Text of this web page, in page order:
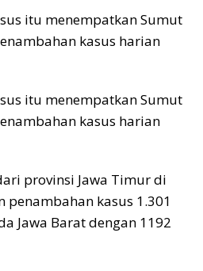
itu menempatkan Sumut
kasus harian
itu menempatkan Sumut
kasus harian
provinsi Jawa Timur di
penambahan kasus 1.301
Jawa Barat dengan 1192